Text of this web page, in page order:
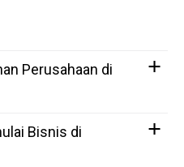
Perusahaan di
Bisnis di